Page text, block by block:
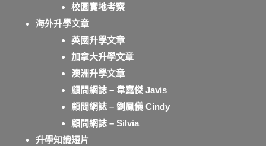
校園實地考察
海外升學文章
英國升學文章
加拿大升學文章
澳洲升學文章
顧問網誌 – 韋嘉傑 Javis
顧問網誌 – 劉鳳儀 Cindy
顧問網誌 – Silvia
升學知識短片